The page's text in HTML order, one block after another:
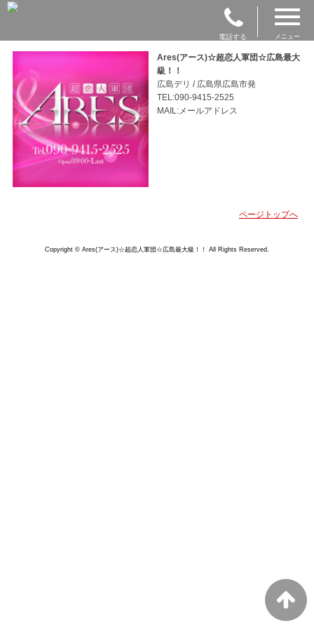
電話する メニュー
Ares(アース)☆超恋人軍団☆広島最大
級！！
広島デリ / 広島県広島市発
TEL:090-9415-2525
MAIL:メールアドレス
ページトップへ
Copyright © Ares(アース)☆超恋人軍団☆広島最大級！！ All Rights Reserved.